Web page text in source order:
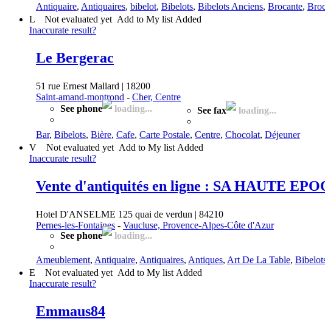
Antiquaire, Antiquaires, bibelot, Bibelots, Bibelots Anciens, Brocante,
L
Not evaluated yet Add to My list Added
Inaccurate result?
Le Bergerac
51 rue Ernest Mallard | 18200
Saint-amand-montrond - Cher, Centre
See phone
loading... See fax loading...
Bar, Bibelots, Bière, Cafe, Carte Postale, Centre, Chocolat, Déjeuner
V
Not evaluated yet Add to My list Added
Inaccurate result?
Vente d'antiquités en ligne : SA HAUTE
Hotel D'ANSELME 125 quai de verdun | 84210
Pernes-les-Fontaines - Vaucluse, Provence-Alpes-Côte d'Azur
See phone
loading...
Ameublement, Antiquaire, Antiquaires, Antiques, Art De La Table,
E
Not evaluated yet Add to My list Added
Inaccurate result?
Emmaus84